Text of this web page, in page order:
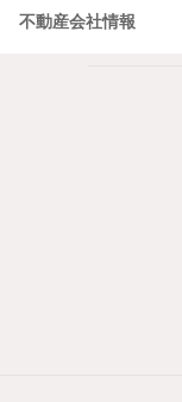
不動産会社情報